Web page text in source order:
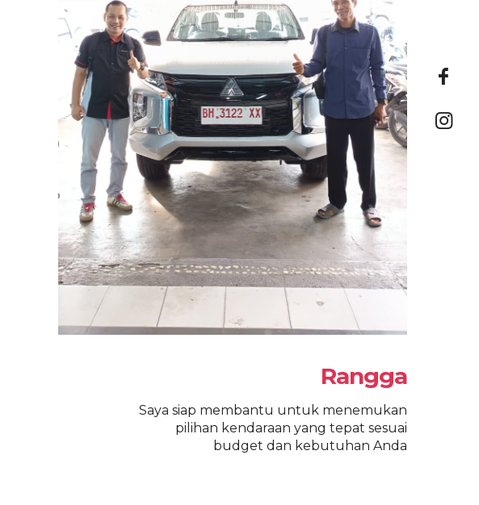
Rangga
Saya siap membantu untuk menemukan
pilihan kendaraan yang tepat sesuai
budget dan kebutuhan Anda